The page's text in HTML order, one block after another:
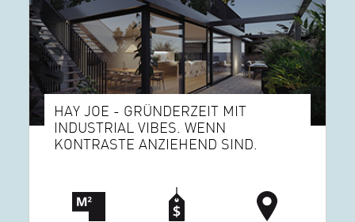
HAY JOE - GRÜNDERZEIT MIT
INDUSTRIAL VIBES. WENN
KONTRASTE ANZIEHEND SIND.